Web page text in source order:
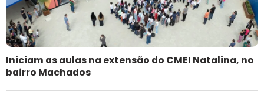
Iniciam as aulas na extensão do CMEI Natalina, no
bairro Machados